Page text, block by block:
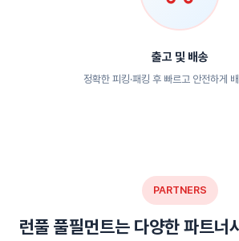
출고 및 배송
정확한 피킹·패킹 후 빠르고 안전하게
PARTNERS
런풀 풀필먼트는 다양한 파트너